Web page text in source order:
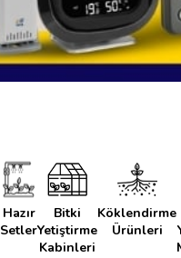
Hazır
Setler
Bitki
Yetiştirme
Kabinleri
Köklendirme
Ürünleri